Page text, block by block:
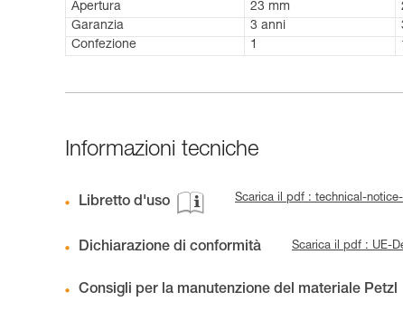
Apertura
23 mm
Garanzia
3 anni
Confezione
1
Informazioni tecniche
Libretto d'uso Scarica il pdf : technical-
Dichiarazione di conformità Scarica il pdf : UE-
Consigli per la manutenzione del materiale Petzl